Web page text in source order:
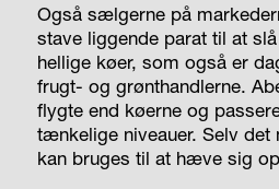
Også sælgerne på
stave liggende parat til at
hellige køer, som også er
frugt- og grønthandlerne.
flygte end køerne og
tænkelige niveauer. Selv det
kan bruges til at hæve sig